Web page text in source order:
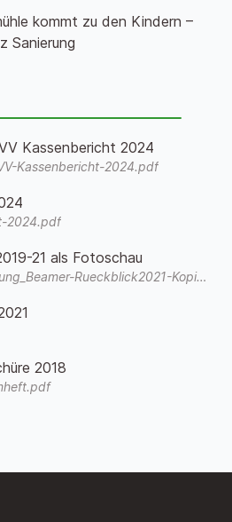
kommt zu den Kindern –
Sanierung
Kassenbericht 2024
Kassenbericht-2024.pdf
2024.pdf
21 als Fotoschau
VVV-Mitgliederversammlung_Beamer-Rueckblick2021-Kopie.wmv
2018